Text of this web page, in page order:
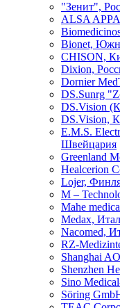
"Зенит",
ALSA
Bionet,
CHISON,
Dixion,
Dornier
DS.Sunrg
DS.Vision
DS.Vision,
E.M.S.
Швейцария
Greenland
Healcerion
Lojer,
M –
Mahe
Medax,
Nacomed,
RZ-
Shanghai
Shenzhen
Sino
Söring